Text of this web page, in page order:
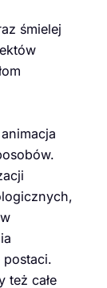
śmielej
też całe